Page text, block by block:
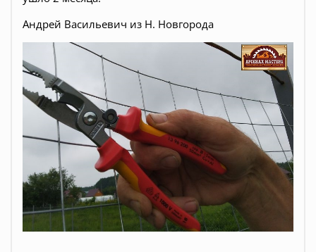
Андрей Васильевич из Н. Новгорода